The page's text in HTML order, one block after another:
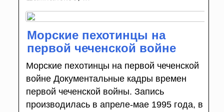
Морские пехотинцы на
первой чеченской войне
Морские пехотинцы на первой чеченской
войне Документальные кадры времен
первой чеченской войны. Запись
производилась в апреле-мае 1995 года, в